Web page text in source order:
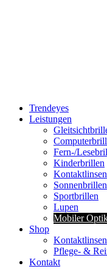
Trendeyes
Leistungen
Fern-/
Kinderbrillen
Kontaktlinsen
Sonnenbrillen
Sportbrillen
Lupen
Mobiler
Shop
Kontaktlinsen
Pflege- &
Kontakt